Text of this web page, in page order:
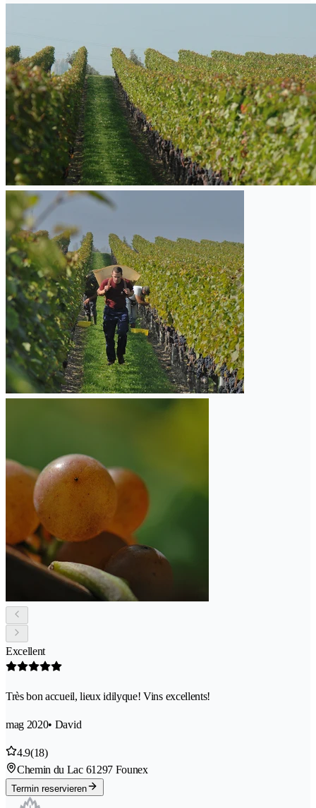
Excellent
Très bon accueil, lieux idilyque! Vins excellents!
mag 2020• David
4.9(18)
Chemin du Lac 61297 Founex
Termin reservieren